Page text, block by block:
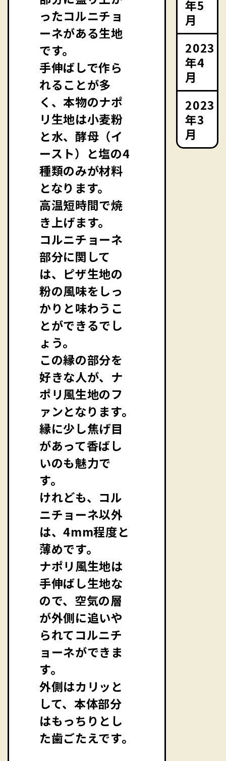
ったコルニチョ
ーネがある生地
です。
手伸ばしで作ら
れることが多
く、本物のナポ
リ生地は小麦粉
と水、酵母（イ
ースト）と塩の4
種類のみが材料
となります。
高温短時間で焼
き上げます。
コルニチョーネ
部分に関して
は、ピザ生地の
粉の風味をしっ
かりと味わうこ
とができるでし
ょう。
この縁の部分を
好きな人が、ナ
ポリ風生地のフ
ァンとなります。
縁に少し焦げ目
があって香ばし
いのも魅力で
す。
けれども、コル
ニチョーネ以外
は、4mm程度と
薄めです。
ナポリ風生地は
手伸ばし生地な
ので、空気の層
が外側に追いや
られてコルニチ
ョーネができま
す。
外側はカリッと
して、本体部分
はもっちりとし
た歯ごたえです。
年5
月
2023
年4
月
2023
年3
月